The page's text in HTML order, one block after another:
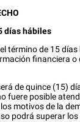
días hábiles
término de 15
financiera o
de quince (15)
fuere posible
motivos de la
podrá superar